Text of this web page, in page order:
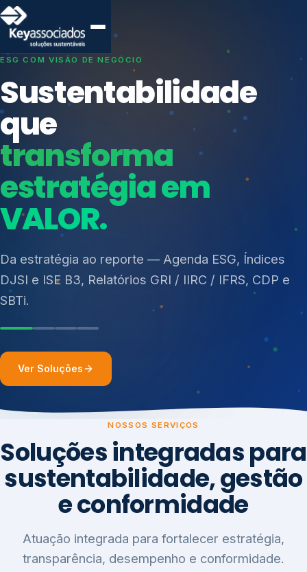
SISTEMAS DE GESTÃO OTIMIZADOS E INTEGRADOS
Conformidade que
protege seu
negócio.
Consultoria, auditoria e treinamentos em ISO 27001,
ISO 27701, ISO 42001, ISO 37001, ISO 9001, ISO
14001, ISO 45001, ONA e PNQ — Gestão de
resíduos sólidos (PGRS/PMGRS).
Índices de Mercado
Mudanças Climáticas
Reputação e Cadeia
Reporte Regulatório
Ver Soluções
NOSSOS SERVIÇOS
Soluções integradas para
sustentabilidade, gestão
e conformidade
Atuação integrada para fortalecer estratégia,
transparência, desempenho e conformidade.